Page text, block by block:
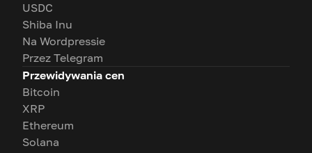
USDC
Shiba Inu
Na Wordpressie
Przez Telegram
Przewidywania cen
Bitcoin
XRP
Ethereum
Solana